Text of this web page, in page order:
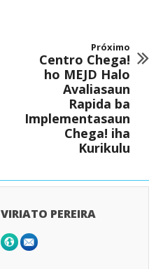
Próximo
Centro Chega!
ho MEJD Halo
Avaliasaun
Rapida ba
Implementasaun
Chega! iha
Kurikulu
VIRIATO PEREIRA